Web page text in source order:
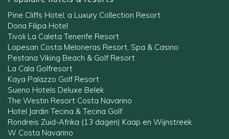
Pine Cliffs Hotel, a Luxury Collection Resort
Dona Filipa Hotel
Tivoli La Caleta Tenerife Resort
Lopesan Costa Meloneras Resort, Spa & Casino
Pestana Viking Beach & Golf Resort
La Cala Golfresort
Kaya Palazzo Golf Resort
Sueno Hotels Deluxe Belek
The Westin Resort Costa Navarino
Hotel Jardin Tecina & Tecina Golf
Rondreis Zuid-Afrika (13 dagen) Kaap en Wijnstreek
W Costa Navarino